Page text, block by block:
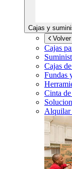
Cajas y
Cajas
Cajas
Fundas
Cinta
Alquilar